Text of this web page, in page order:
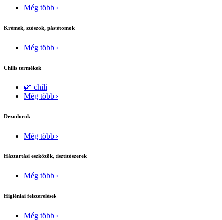
Még több ›
Krémek, szószok, pástétomok
Még több ›
Chilis termékek
🌿 chili
Még több ›
Dezodorok
Még több ›
Háztartási eszközök, tisztítószerek
Még több ›
Higiéniai felszerelések
Még több ›